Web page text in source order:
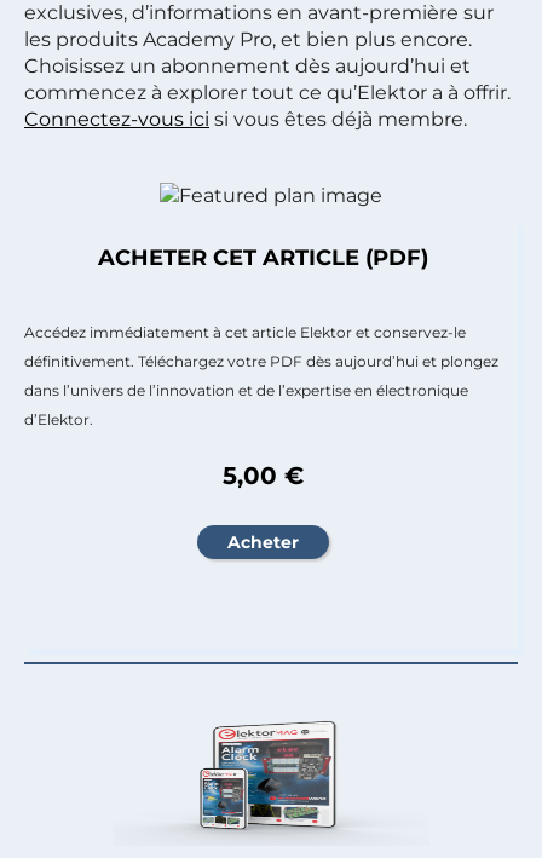
exclusives, d’informations en avant-première sur
les produits Academy Pro, et bien plus encore.
Choisissez un abonnement dès aujourd’hui et
commencez à explorer tout ce qu’Elektor a à offrir.
Connectez-vous ici si vous êtes déjà membre.
ACHETER CET ARTICLE (PDF)
Accédez immédiatement à cet article Elektor et conservez-le
définitivement. Téléchargez votre PDF dès aujourd’hui et plongez
dans l’univers de l’innovation et de l’expertise en électronique
d’Elektor.
5,00 €